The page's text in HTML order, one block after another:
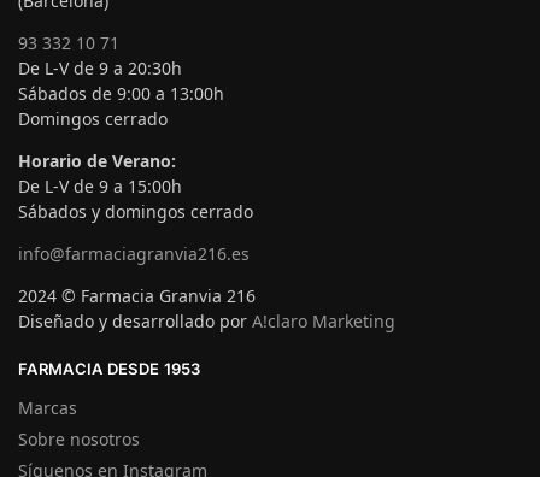
93 332 10 71
De L-V de 9 a 20:30h
Sábados de 9:00 a 13:00h
Domingos cerrado
Horario de Verano:
De L-V de 9 a 15:00h
Sábados y domingos cerrado
info@farmaciagranvia216.es
2024 © Farmacia Granvia 216
Diseñado y desarrollado por A!claro Marketing
FARMACIA DESDE 1953
Marcas
Sobre nosotros
Síguenos en Instagram